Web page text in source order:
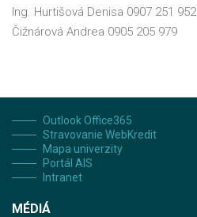
Ing. Hurtišová Denisa 0907 251 952
Čižnárová Andrea 0905 205 979
Outlook Office365
Stravovanie WebKredit
Mapa univerzity
Portál AIS
Intranet
MÉDIÁ